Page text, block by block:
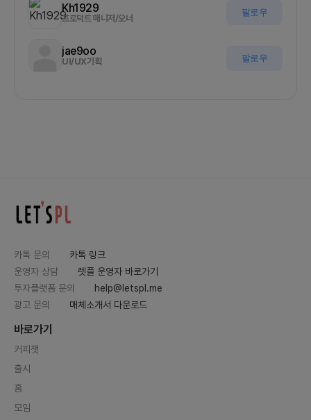
Kh1929
프로덕트 매니저/오너
팔로우
jae9oo
UI/UX기획 팔로우
카톡 문의
카톡 링크
운영자 상담
렛플 운영자 바로가기
투자플랫폼 문의
help@letspl.me
광고 문의
매체소개서 다운로드
바로가기
커피챗
출시
홈
모임